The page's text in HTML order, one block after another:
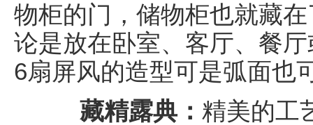
物柜的门，储物柜也就藏
论是放在卧室、客厅、餐
6扇屏风的造型可是弧面也
藏精露典： 精美的工